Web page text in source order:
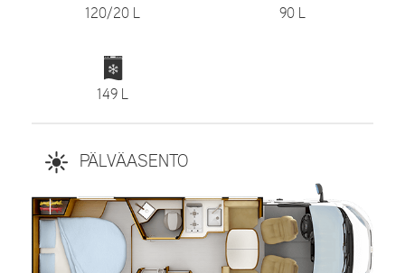
120/20 L 90 L
149 L
PÄLVÄASENTO